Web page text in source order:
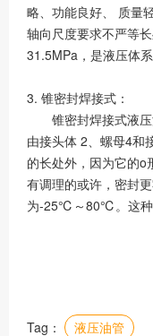
略、功能良好、 质量
轴向尺度要求不严等
31.5MPa，是液压体
3. 锥密封焊接式：
锥密封焊接式液压
由接头体 2、螺母4和
的长处外，因为它的o
有调理的或许，密封
为-25℃～80℃。这种
Tag： 液压油管